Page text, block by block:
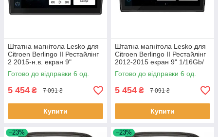
Штатна магнітола Lesko для
Citroen Berlingo II Рестайлінг
2 2015-н.в. екран 9"
1/16Gb/Wi-Fi GPS Optima 6шт
Готово до відправки 6 од.
5 454 ₴ 7 091 ₴
Купити
Штатна магнітола Lesko для
Citroen Berlingo II Рестайлінг
2012-2015 екран 9" 1/16Gb/
Wi-Fi GPS Optima 6шт
Готово до відправки 6 од.
5 454 ₴ 7 091 ₴
Купити
–23% –23%